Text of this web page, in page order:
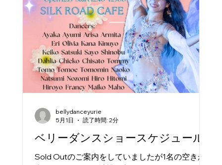
ャンセ Layali Yurie (5”30) 振付: Yurie 公式LINE、
ホームページ、インスタDMよりお申し込みくだ
さい💌 #bellydance
ベリーダンスショースケジュール
Sold Outのご案内をしていましたが1名の空きが
bellydanceyurie
5月1日
読了時間: 2分